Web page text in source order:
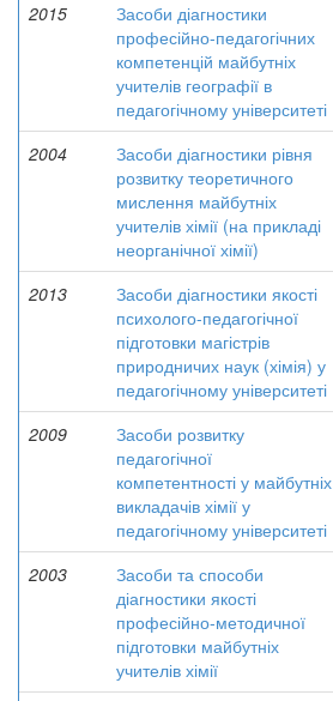
2015
Засоби діагностики
професійно-педагогічних
компетенцій майбутніх
учителів географії в
педагогічному університеті
2004
Засоби діагностики рівня
розвитку теоретичного
мислення майбутніх
учителів хімії (на прикладі
неорганічної хімії)
2013
Засоби діагностики якості
психолого-педагогічної
підготовки магістрів
природничих наук (хімія) у
педагогічному університеті
2009
Засоби розвитку
педагогічної
компетентності у майбутніх
викладачів хімії у
педагогічному університеті
2003
Засоби та способи
діагностики якості
професійно-методичної
підготовки майбутніх
учителів хімії